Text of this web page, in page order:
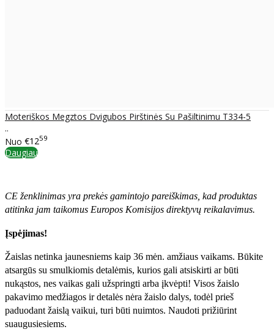
Moteriškos Megztos Dvigubos Pirštinės Su Pašiltinimu T334-5
..
Nuo €1259
Daugiau
CE ženklinimas yra prekės gamintojo pareiškimas, kad produktas
atitinka jam taikomus Europos Komisijos direktyvų reikalavimus.
Įspėjimas!
Žaislas netinka jaunesniems kaip 36 mėn. amžiaus vaikams. Būkite
atsargūs su smulkiomis detalėmis, kurios gali atsiskirti ar būti
nukąstos, nes vaikas gali užspringti arba įkvėpti! Visos žaislо
pakavimo medžiagos ir detalės nėra žaislo dalys, todėl prieš
paduodant žaislą vaikui, turi būti nuimtos. Naudoti prižiūrint
suaugusiesiems.